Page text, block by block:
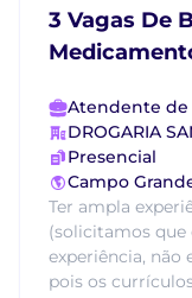
3 Vagas De
Atendente de
DROGARIA
Presencial
Campo
Ter ampla
(solicitamos que
experiência, não
pois os